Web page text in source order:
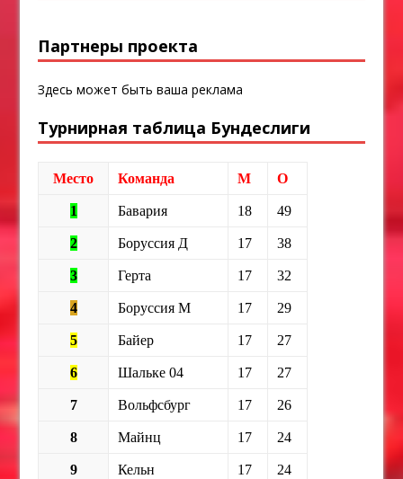
Партнеры проекта
Здесь может быть ваша реклама
Турнирная таблица Бундеслиги
Место Команда М О
1 Бавария 18 49
2 Боруссия Д 17 38
3 Герта 17 32
4 Боруссия М 17 29
5 Байер 17 27
6 Шальке 04 17 27
7 Вольфсбург 17 26
8 Майнц 17 24
9 Кельн 17 24